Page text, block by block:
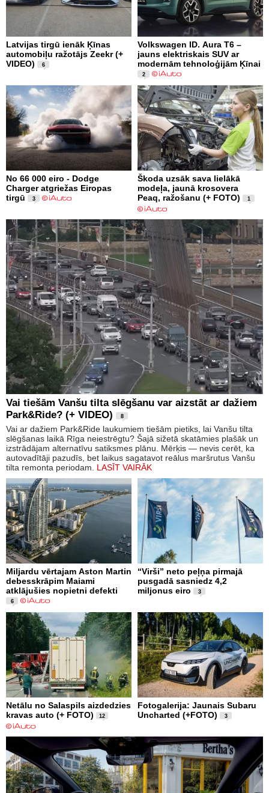
Latvijas tirgū ienāk Ķīnas
automobiļu ražotājs Zeekr (+
VIDEO)
6
Volkswagen ID. Aura T6 –
jauns elektriskais SUV ar
modernām tehnoloģijām Ķīnai
2
No 66 000 eiro - Dodge
Charger atgriežas Eiropas
tirgū
3
Škoda uzsāk sava lielākā
modeļa, jaunā krosovera
Peaq, ražošanu (+ FOTO)
1
Vai tiešām Vanšu tilta slēgšanu var aizstāt ar dažiem
Park&Ride? (+ VIDEO)
8
Vai ar dažiem Park&Ride laukumiem tiešām pietiks, lai Vanšu tilta
slēgšanas laikā Rīga neiestrēgtu? Šajā sižetā skatāmies plašāk un
izstrādājam alternatīvu satiksmes plānu. Mērķis — nevis cerēt, ka
autovadītāji pazudīs, bet laikus sagatavot reālus maršrutus Vanšu
tilta remonta periodam. LASĪT VAIRĀK
Miljardu vērtajam Aston Martin
debesskrāpim Maiami
atklājušies nopietni defekti
6
“Virši” neto peļņa pirmajā
pusgadā sasniedz 4,2
miljonus eiro
3
Netālu no Salaspils aizdedzies
kravas auto (+ FOTO)
12
Fotogalerija: Jaunais Subaru
Uncharted (+FOTO)
3